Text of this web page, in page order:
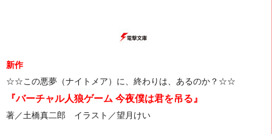
新作
☆☆この悪夢（ナイトメア）に、終わりは、あるのか？☆☆
『バーチャル人狼ゲーム 今夜僕は君を吊る 』
著／土橋真二郎 イラスト／望月けい